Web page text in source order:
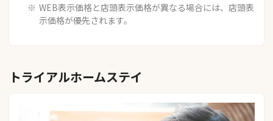
WEB表示価格と店頭表示価格が異なる場合には、店頭表
示価格が優先されます。
トライアルホームステイ